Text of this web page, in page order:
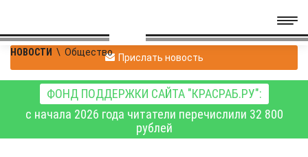
НОВОСТИ \ Общество Прислать новость
ФОНД ПОДДЕРЖКИ САЙТА "КРАСРАБ.РУ":
с начала 2026 года читатели перечислили 32 800
рублей